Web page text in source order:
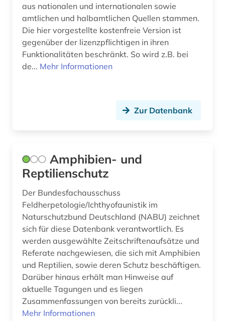
eth zürich (1)
ethnologie (1)
europa (7)
expedition (1)
fahrzeugtechnik (1)
fallstudie (1)
fernerkundung (2)
feuchtgebiete (1)
fid ost-, ostmittel- und südosteuropa (1)
aus nationalen und internationalen sowie
amtlichen und halbamtlichen Quellen stammen.
Die hier vorgestellte kostenfreie Version ist
gegenüber der lizenzpflichtigen in ihren
Funktionalitäten beschränkt. So wird z.B. bei
de... Mehr Informationen
Zur Datenbank
Amphibien- und
Reptilienschutz
Der Bundesfachausschuss
Feldherpetologie/Ichthyofaunistik im
Naturschutzbund Deutschland (NABU) zeichnet
sich für diese Datenbank verantwortlich. Es
werden ausgewählte Zeitschriftenaufsätze und
Referate nachgewiesen, die sich mit Amphibien
und Reptilien, sowie deren Schutz beschäftigen.
Darüber hinaus erhält man Hinweise auf
aktuelle Tagungen und es liegen
Zusammenfassungen von bereits zurückli...
Mehr Informationen